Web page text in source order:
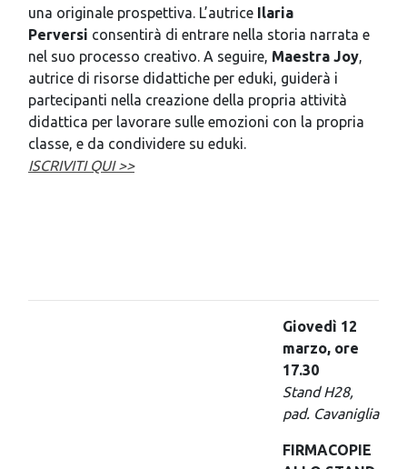
una originale prospettiva. L’autrice Ilaria
Perversi consentirà di entrare nella storia narrata e
nel suo processo creativo. A seguire, Maestra Joy,
autrice di risorse didattiche per eduki, guiderà i
partecipanti nella creazione della propria attività
didattica per lavorare sulle emozioni con la propria
classe, e da condividere su eduki.
ISCRIVITI QUI >>
Giovedì 12
marzo, ore
17.30
Stand H28,
pad. Cavaniglia
FIRMACOPIE